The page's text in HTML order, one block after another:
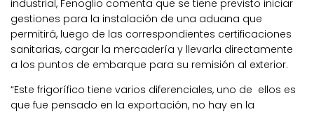
industrial, Fenoglio comenta que se tiene previsto iniciar
gestiones para la instalación de una aduana que
permitirá, luego de las correspondientes certificaciones
sanitarias, cargar la mercadería y llevarla directamente
a los puntos de embarque para su remisión al exterior.
“Este frigorífico tiene varios diferenciales, uno de ellos es
que fue pensado en la exportación, no hay en la